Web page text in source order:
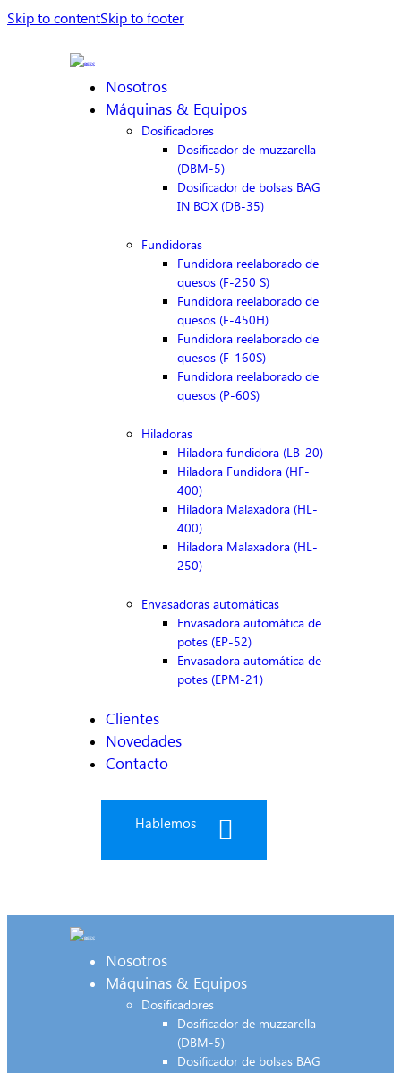
Skip to contentSkip to footer
Nosotros
Máquinas & Equipos
Dosificadores
Dosificador de muzzarella
(DBM-5)
Dosificador de bolsas BAG
IN BOX (DB-35)
Fundidoras
Fundidora reelaborado de
quesos (F-250 S)
Fundidora reelaborado de
quesos (F-450H)
Fundidora reelaborado de
quesos (F-160S)
Fundidora reelaborado de
quesos (P-60S)
Hiladoras
Hiladora fundidora (LB-20)
Hiladora Fundidora (HF-
400)
Hiladora Malaxadora (HL-
400)
Hiladora Malaxadora (HL-
250)
Envasadoras automáticas
Envasadora automática de
potes (EP-52)
Envasadora automática de
potes (EPM-21)
Clientes
Novedades
Contacto
Hablemos
Nosotros
Máquinas & Equipos
Dosificadores
Dosificador de muzzarella
(DBM-5)
Dosificador de bolsas BAG